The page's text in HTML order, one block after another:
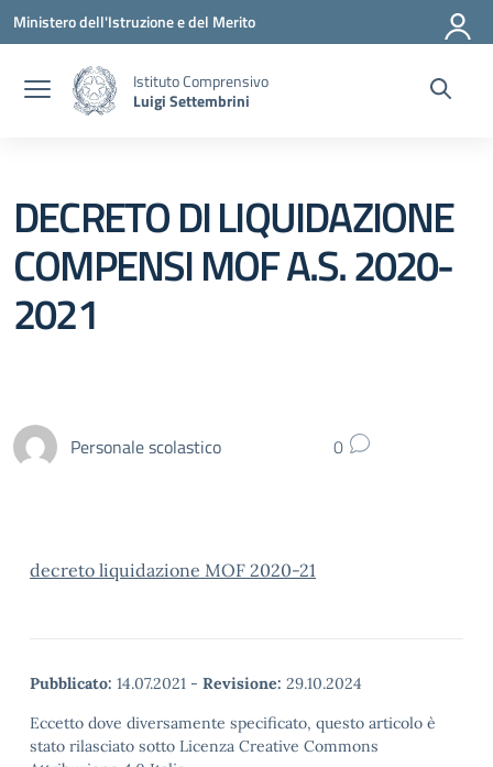
Vai ai contenuti
Vai al menu di navigazione
Vai al footer
Ministero dell'Istruzione e del Merito
Istituto Comprensivo
Luigi Settembrini
DECRETO DI LIQUIDAZIONE
COMPENSI MOF A.S. 2020-
2021
Personale scolastico 0
decreto liquidazione MOF 2020-21
Pubblicato: 14.07.2021 - Revisione: 29.10.2024
Eccetto dove diversamente specificato, questo articolo è
stato rilasciato sotto Licenza Creative Commons